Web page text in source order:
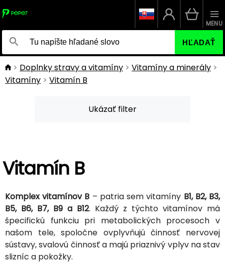
HĽADAŤ
MENU
Doplnky stravy a vitamíny
Vitamíny a minerály
Vitamíny
Vitamín B
Ukázať filter
Vitamín B
Komplex vitamínov B – patria sem vitamíny B1, B2, B3,
B5, B6, B7, B9 a B12. Každý z týchto vitamínov má
špecifickú funkciu pri metabolických procesoch v
našom tele, spoločne ovplyvňujú činnosť nervovej
sústavy, svalovú činnosť a majú priaznivý vplyv na stav
slizníc a pokožky.